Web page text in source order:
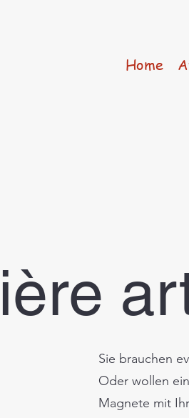
Home
Sie brauchen
Oder wollen
Magnete mit